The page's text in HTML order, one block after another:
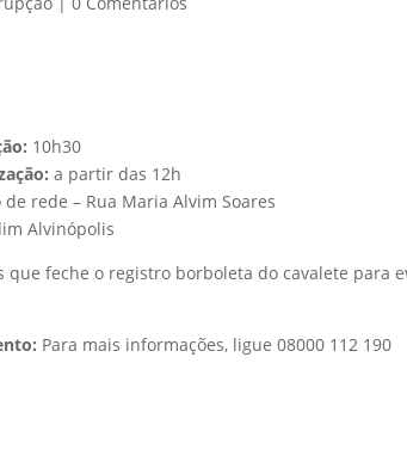
10h30
a partir das 12h
rede – Rua Maria Alvim Soares
Alvinópolis
que feche o registro borboleta do cavalete para
Para mais informações, ligue 08000 112 190